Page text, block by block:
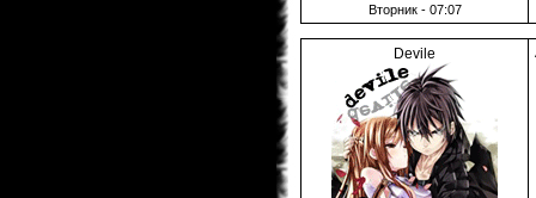
Вторник - 07:07
Devile